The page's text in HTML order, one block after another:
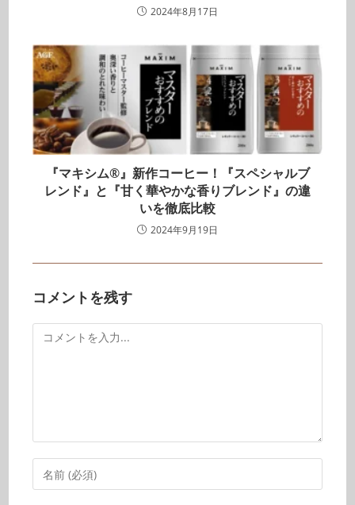
2024年8月17日
『マキシム®』新作コーヒー！『スペシャルブ
レンド』と『甘く華やかな香りブレンド』の違
いを徹底比較
2024年9月19日
コメントを残す